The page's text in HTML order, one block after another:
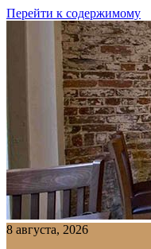
Перейти к содержимому
8 августа, 2026